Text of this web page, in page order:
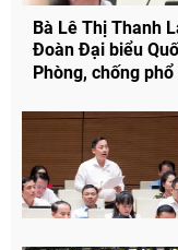
Bà Lê Thị Thanh
Đoàn Đại biểu
Phòng, chống